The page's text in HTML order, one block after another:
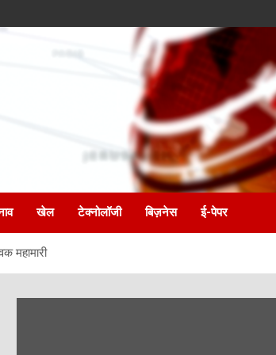
खेल टेक्नोलॉजी बिज़नेस ई-पेपर
महामारी